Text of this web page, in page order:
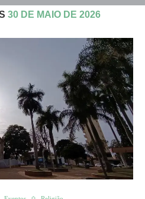
30 DE MAIO DE 2026